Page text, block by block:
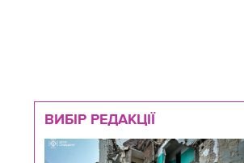
ВИБІР РЕДАКЦІЇ